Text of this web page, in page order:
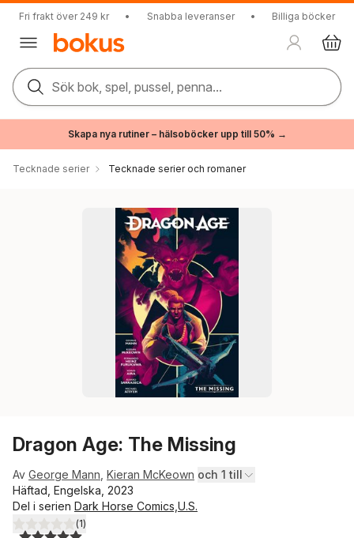
Fri frakt över 249 kr • Snabba leveranser • Billiga böcker
Sök bok, spel, pussel, penna...
Skapa nya rutiner – hälsoböcker upp till 50% →
Tecknade serier Tecknade serier och romaner
Dragon Age: The Missing
Av George Mann Kieran McKeown och 1 till
Häftad, Engelska, 2023
Del i serien Dark Horse Comics,U.S.
5,0utav 5 stjärnor. Totalt antal röster:
(1)